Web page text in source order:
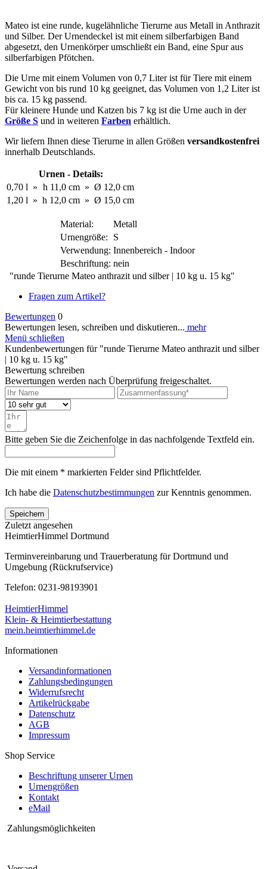
Mateo ist eine runde, kugelähnliche Tierurne aus Metall in Anthrazit
und Silber. Der Urnendeckel ist mit einem silberfarbigen Band
abgesetzt, den Urnenkörper umschließt ein Band, eine Spur aus
silberfarbigen Pfötchen.
Die Urne mit einem Volumen von 0,7 Liter ist für Tiere mit einem
Gewicht von bis rund 10 kg geeignet, das Volumen von 1,2 Liter ist
bis ca. 15 kg passend.
Für kleinere Hunde und Katzen bis 7 kg ist die Urne auch in der
Größe S und in weiteren Farben erhältlich.
Wir liefern Ihnen diese Tierurne in allen Größen versandkostenfrei
innerhalb Deutschlands.
Urnen - Details:
0,70 l » h 11,0 cm » Ø 12,0 cm
1,20 l » h 12,0 cm » Ø 15,0 cm
Material:
Metall
Urnengröße:
S
Verwendung: Innenbereich - Indoor
Beschriftung: nein
"runde Tierurne Mateo anthrazit und silber | 10 kg u. 15 kg"
Fragen zum Artikel?
Bewertungen 0
Bewertungen lesen, schreiben und diskutieren... mehr
Menü schließen
Kundenbewertungen für "runde Tierurne Mateo anthrazit und silber
| 10 kg u. 15 kg"
Bewertung schreiben
Bewertungen werden nach Überprüfung freigeschaltet.
Bitte geben Sie die Zeichenfolge in das nachfolgende Textfeld ein.
Die mit einem * markierten Felder sind Pflichtfelder.
Ich habe die Datenschutzbestimmungen zur Kenntnis genommen.
Speichern
Zuletzt angesehen
HeimtierHimmel Dortmund
Terminvereinbarung und Trauerberatung für Dortmund und
Umgebung (Rückrufservice)
Telefon: 0231-98193901
HeimtierHimmel
Klein- & Heimtierbestattung
mein.heimtierhimmel.de
Informationen
Versandinformationen
Zahlungsbedingungen
Widerrufsrecht
Artikelrückgabe
Datenschutz
AGB
Impressum
Shop Service
Beschriftung unserer Urnen
Urnengrößen
Kontakt
eMail
Zahlungsmöglichkeiten